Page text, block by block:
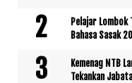
Pelajar Lombok
Bahasa Sasak
Kemenag NTB
Tekankan